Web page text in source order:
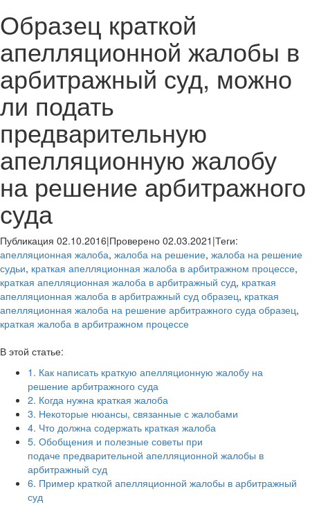
Образец краткой
апелляционной жалобы в
арбитражный суд, можно
ли подать
предварительную
апелляционную жалобу
на решение арбитражного
суда
Публикация 02.10.2016|Проверено 02.03.2021 |Теги:
апелляционная жалоба, жалоба на решение, жалоба на решение
судьи, краткая апелляционная жалоба в арбитражном процессе,
краткая апелляционная жалоба в арбитражный суд, краткая
апелляционная жалоба в арбитражный суд образец, краткая
апелляционная жалоба на решение арбитражного суда образец,
краткая жалоба в арбитражном процессе
В этой статье:
1. Как написать краткую апелляционную жалобу на
решение арбитражного суда
2. Когда нужна краткая жалоба
3. Некоторые нюансы, связанные с жалобами
4. Что должна содержать краткая жалоба
5. Обобщения и полезные советы при
подаче предварительной апелляционной жалобы в
арбитражный суд
6. Пример краткой апелляционной жалобы в арбитражный
суд